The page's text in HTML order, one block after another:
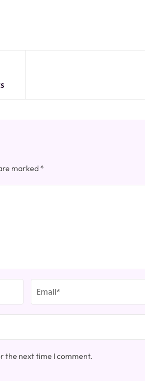
marked*
the next time I comment.